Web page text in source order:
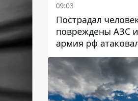
09:03
Пострадал
повреждены АЗС
армия рф
районов
области